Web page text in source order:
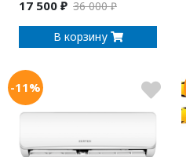
17 500 ₽ 36 000 ₽
В корзину
-11%